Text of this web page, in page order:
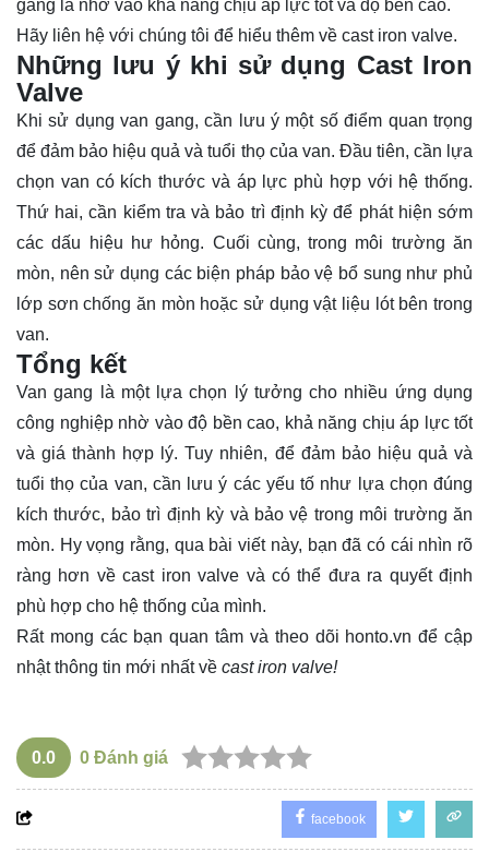
gang là nhờ vào khả năng chịu áp lực tốt và độ bền cao.
Hãy liên hệ với chúng tôi để hiểu thêm về cast iron valve.
Những lưu ý khi sử dụng Cast Iron
Valve
Khi sử dụng van gang, cần lưu ý một số điểm quan trọng
để đảm bảo hiệu quả và tuổi thọ của van. Đầu tiên, cần lựa
chọn van có kích thước và áp lực phù hợp với hệ thống.
Thứ hai, cần kiểm tra và bảo trì định kỳ để phát hiện sớm
các dấu hiệu hư hỏng. Cuối cùng, trong môi trường ăn
mòn, nên sử dụng các biện pháp bảo vệ bổ sung như phủ
lớp sơn chống ăn mòn hoặc sử dụng vật liệu lót bên trong
van.
Tổng kết
Van gang là một lựa chọn lý tưởng cho nhiều ứng dụng
công nghiệp nhờ vào độ bền cao, khả năng chịu áp lực tốt
và giá thành hợp lý. Tuy nhiên, để đảm bảo hiệu quả và
tuổi thọ của van, cần lưu ý các yếu tố như lựa chọn đúng
kích thước, bảo trì định kỳ và bảo vệ trong môi trường ăn
mòn. Hy vọng rằng, qua bài viết này, bạn đã có cái nhìn rõ
ràng hơn về cast iron valve và có thể đưa ra quyết định
phù hợp cho hệ thống của mình.
Rất mong các bạn quan tâm và theo dõi honto.vn để cập
nhật thông tin mới nhất về cast iron valve!
0.0 0 Đánh giá
facebook